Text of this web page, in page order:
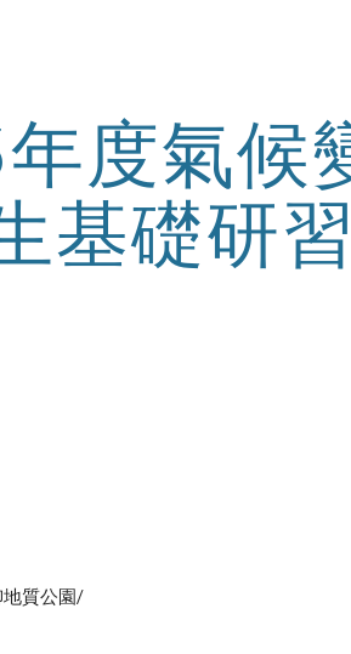
度氣候
基礎研
質公園/